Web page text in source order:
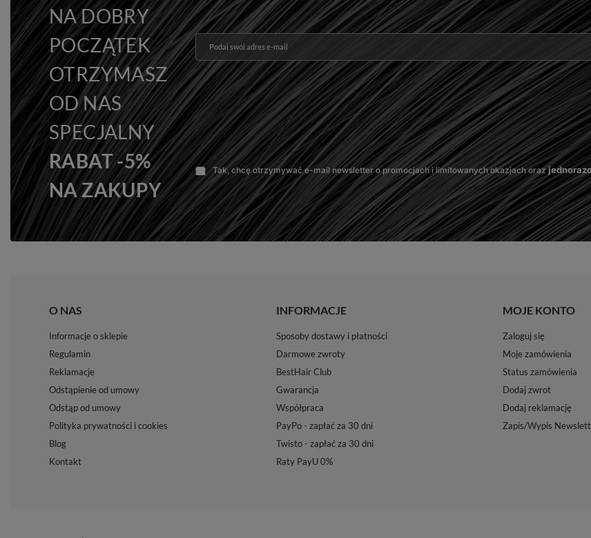
NA DOBRY
POCZĄTEK
OTRZYMASZ
OD NAS
SPECJALNY
RABAT -5%
NA ZAKUPY
Podaj swój adres e-mail
Tak, chcę otrzymywać e-mail newsletter o promocjach i limitowanych okazjach oraz
O NAS
Informacje o sklepie
Regulamin
Reklamacje
Odstąpienie od umowy
Odstąp od umowy
Polityka prywatności i cookies
Blog
Kontakt
INFORMACJE
Sposoby dostawy i płatności
Darmowe zwroty
BestHair Club
Gwarancja
Współpraca
PayPo - zapłać za 30 dni
Twisto - zapłać za 30 dni
Raty PayU 0%
MOJE KONTO
Zaloguj się
Moje zamówienia
Status zamówienia
Dodaj zwrot
Dodaj reklamację
Zapis/Wypis